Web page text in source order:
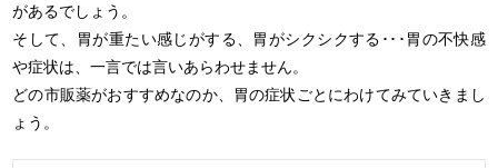
があるでしょう。
そして、胃が重たい感じがする、胃がシクシクする･･･胃の不快感
や症状は、一言では言いあらわせません。
どの市販薬がおすすめなのか、胃の症状ごとにわけてみていきまし
ょう。